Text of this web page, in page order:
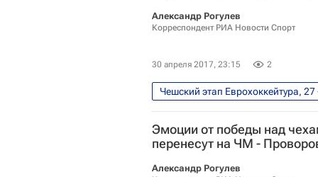
Александр Рогулев
Корреспондент РИА Новости Спорт
30 апреля 2017, 23:15 2
Чешский этап Еврохоккейтура,
Роман Ротенберг
Национальная хоккейная лига
Эмоции от победы над
перенесут на ЧМ -
Александр Рогулев